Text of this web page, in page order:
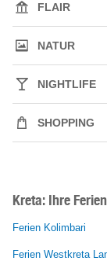
FLAIR
NATUR
NIGHTLIFE
SHOPPING
Kreta: Ihre
Ferien Kolimbari
Ferien Westkreta